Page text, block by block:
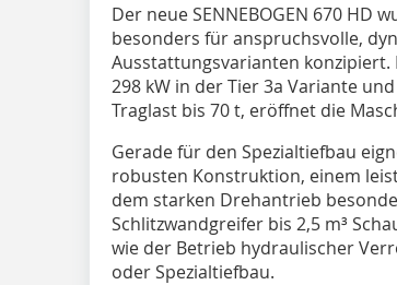
Der neue SENNEBOGEN 670 HD
besonders für anspruchsvolle,
Ausstattungsvarianten
298 kW in der Tier 3a Variante
Traglast bis 70 t, eröffnet die
Gerade für den Spezialtiefbau
robusten Konstruktion, einem
dem starken Drehantrieb
Schlitzwandgreifer bis 2,5 m³
wie der Betrieb hydraulischer
oder Spezialtiefbau.